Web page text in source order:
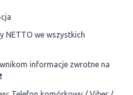
NETTO we wszystkich
informacje zwrotne na